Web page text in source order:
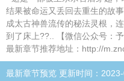
结果被命运又丢回去重生的故
成太古神兽流传的秘法灵根，
到了床上??.. 【微信公众号：予
最新章节推荐地址：http://
最新章节预览 更新时间：